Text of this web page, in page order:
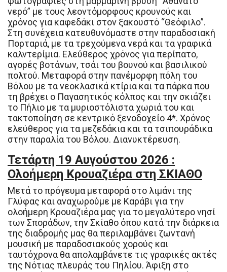
νερό” με τους λεοντόμορφους κρουνούς και
χρόνος για καφεδάκι στον ξακουστό “Θεόφιλο”.
Στη συνέχεια κατευθυνόμαστε στην παραδοσιακή
Πορταριά, με τα τρεχούμενα νερά και τα γραφικά
καλντερίμια. Ελεύθερος χρόνος για περίπατο,
αγορές βοτάνων, τσάι του βουνού και βασιλικού
πολτού. Μεταφορά στην πανέμορφη πόλη του
Βόλου με τα νεοκλασικά κτίρια και τα πάρκα που
τη βρέχει ο Παγασητικός κόλπος και την σκιάζει
το Πήλιο με τα μυριοστόλιστα χωριά του και
τακτοποίηση σε κεντρικό ξενοδοχείο 4*. Χρόνος
ελεύθερος για τα μεζεδάκια και τα τσιπουράδικα
στην παραλία του Βόλου. Διανυκτέρευση.
Τετάρτη 19 Αυγούστου 2026 :
Ολοήμερη Κρουαζιέρα στη ΣΚΙΑΘΟ
Μετά το πρόγευμα μεταφορά στο λιμάνι της
Γλύφας και αναχωρούμε με Καράβι για την
ολοήμερη Κρουαζιέρα μας για το μεγαλύτερο νησί
των Σποράδων, την Σκίαθο όπου κατά την διάρκεια
της διαδρομής μας θα περιλαμβάνει ζωντανή
μουσική με παραδοσιακούς χορούς και
ταυτόχρονα θα απολαμβάνετε τις γραφικές ακτές
της Νότιας πλευράς του Πηλίου. Άφιξη στο